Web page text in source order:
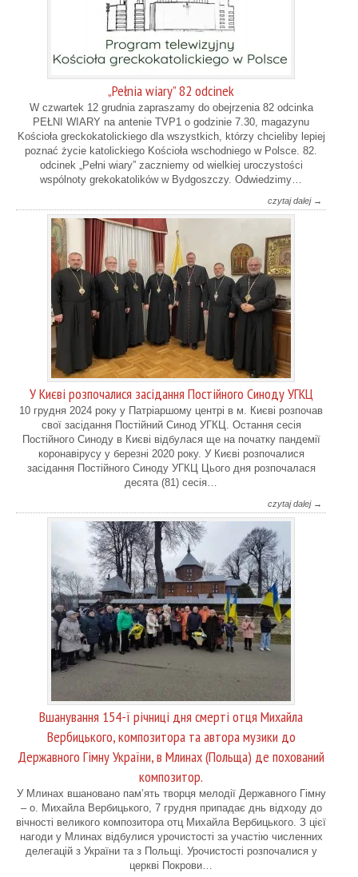
„Pełnia wiary” 82 odcinek
W czwartek 12 grudnia zapraszamy do obejrzenia 82 odcinka
PEŁNI WIARY na antenie TVP1 o godzinie 7.30, magazynu
Kościoła greckokatolickiego dla wszystkich, którzy chcieliby lepiej
poznać życie katolickiego Kościoła wschodniego w Polsce. 82.
odcinek „Pełni wiary” zaczniemy od wielkiej uroczystości
wspólnoty grekokatolików w Bydgoszczy. Odwiedzimy…
czytaj dalej →
У Києві розпочалися засідання Постійного Синоду УГКЦ
10 грудня 2024 року у Патріаршому центрі в м. Києві розпочав
свої засідання Постійний Синод УГКЦ. Остання сесія
Постійного Синоду в Києві відбулася ще на початку пандемії
коронавірусу у березні 2020 року. У Києві розпочалися
засідання Постійного Синоду УГКЦ Цього дня розпочалася
десята (81) сесія…
czytaj dalej →
Вшанування 154-ї річниці дня смерті отця Михайла
Вербицького, композитора та автора музики до
Державного Гімну України, в Млинах (Польща) де похований
композитор.
У Млинах вшановано пам’ять творця мелодії Державного Гімну
– о. Михайла Вербицького, 7 грудня припадає днь відходу до
вічності великого композитора отц Михайла Вербицького. З цієї
нагоди у Млинах відбулися урочистості за участію численних
делегацій з України та з Польщі. Урочистості розпочалися у
церкві Покрови…